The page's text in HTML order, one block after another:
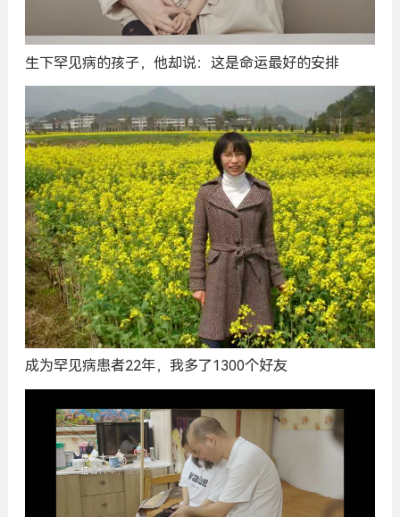
生下罕见病的孩子，他却说：这是命运最好的安排
成为罕见病患者22年，我多了1300个好友